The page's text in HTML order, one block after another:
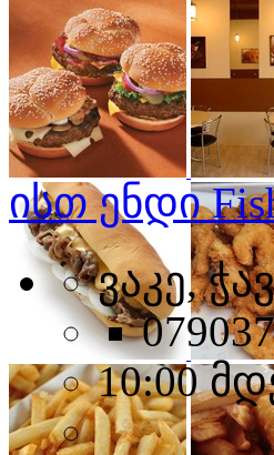
ისთ ენდი
ვაკე,
10:00